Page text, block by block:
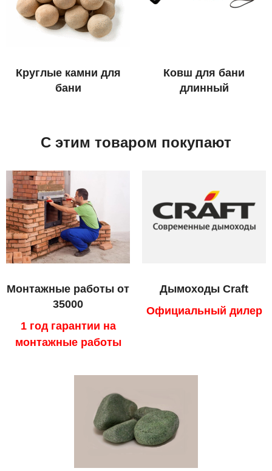
Круглые камни для
бани
Ковш для бани
длинный
С этим товаром покупают
Монтажные работы от
35000
1 год гарантии на
монтажные работы
Дымоходы Craft
Официальный дилер